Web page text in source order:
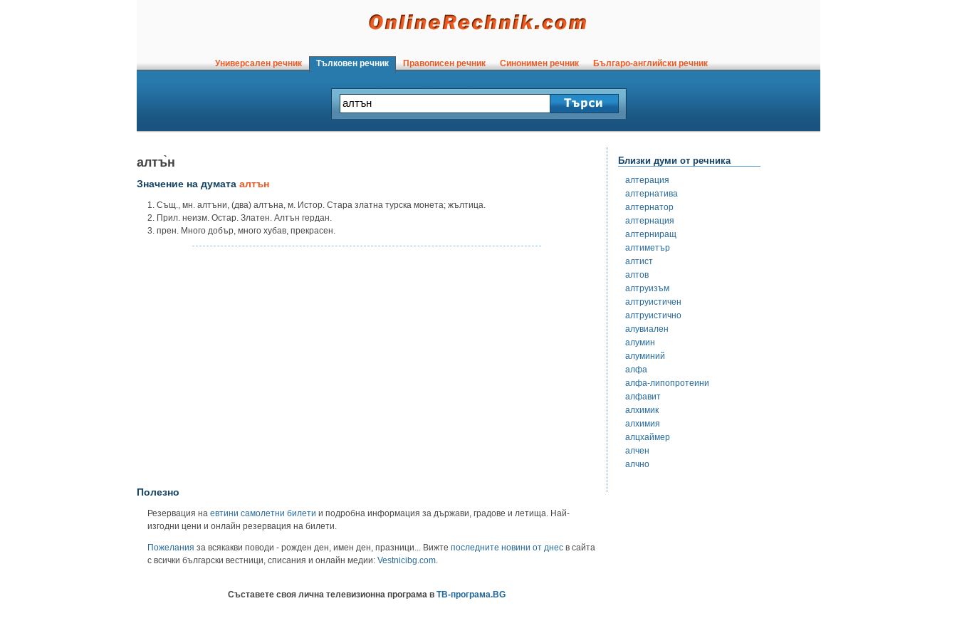
Универсален речник Тълковен речник Правописен речник Синонимен речник Българо-английски речник
алтъ̀н
Значение на думата алтън
1. Същ., мн. алтъни, (два) алтъна, м. Истор. Стара златна турска монета; жълтица.
2. Прил. неизм. Остар. Златен. Алтън гердан.
3. прен. Много добър, много хубав, прекрасен.
Полезно
Резервация на евтини самолетни билети и подробна информация за държави, градове и летища. Най-
изгодни цени и онлайн резервация на билети.
Пожелания за всякакви поводи - рожден ден, имен ден, празници... Вижте последните новини от днес в сайта
с всички български вестници, списания и онлайн медии: Vestnicibg.com
Съставете своя лична телевизионна програма в ТВ-програма.BG
Близки думи от речника
алтерация
алтернатива
алтернатор
алтернация
алтерниращ
алтиметър
алтист
алтов
алтруизъм
алтруистичен
алтруистично
алувиален
алумин
алуминий
алфа
алфа-липопротеини
алфавит
алхимик
алхимия
алцхаймер
алчен
алчно